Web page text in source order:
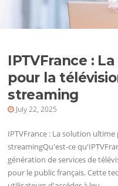
IPTVFrance :
pour la
streaming
July 22, 2025
IPTVFrance : La solution
streamingQu'est-ce
génération de services de
pour le public français. Cette